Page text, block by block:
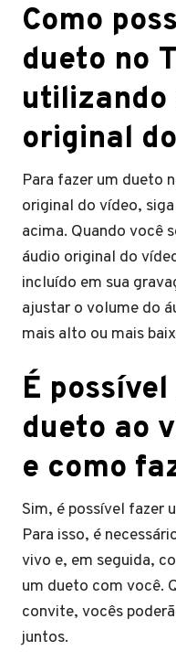
Como
dueto no
utilizando
original
Para fazer um dueto
original do vídeo,
acima. Quando você
áudio original do
incluído em sua
ajustar o volume do
mais alto ou mais
É
dueto ao
e como
Sim, é possível fazer
Para isso, é
vivo e, em seguida,
um dueto com você.
convite, vocês
juntos.